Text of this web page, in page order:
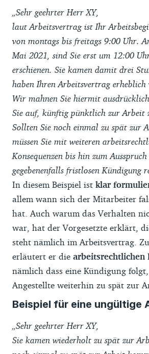
„Sehr geehrter Herr XY,
laut Arbeitsvertrag ist Ihr
von montags bis freitags 9:00 Uhr.
Mai 2021, sind Sie erst um 12:00
erschienen. Sie kamen damit drei
haben Ihren Arbeitsvertrag erheblich
Wir mahnen Sie hiermit
Sie auf, künftig pünktlich zur Arbeit
Sollten Sie noch einmal zu spät zur
müssen Sie mit weiteren
Konsequenzen bis hin zum
gegebenenfalls fristlosen Kündigung
In diesem Beispiel ist klar
allem wann sich der Mitarbeiter
hat. Auch warum das Verhalten
war, hat der Vorgesetzte erklärt,
steht nämlich im Arbeitsvertrag.
erläutert er die arbeitsrechtlichen
nämlich dass eine Kündigung
Angestellte weiterhin zu spät zur
Beispiel für eine ungültige
„Sehr geehrter Herr XY,
Sie kamen wiederholt zu spät zur